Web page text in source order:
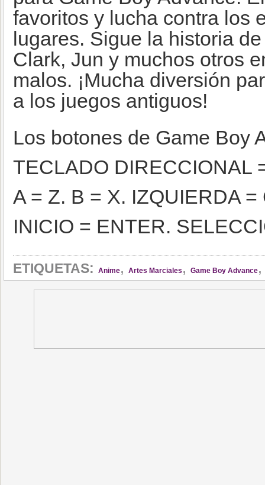
favoritos y lucha contra los
lugares. Sigue la historia
Clark, Jun y muchos otros
malos. ¡Mucha diversión
a los juegos antiguos!
Los botones de Game Boy
TECLADO DIRECCIONAL
A = Z. B = X. IZQUIERDA
INICIO = ENTER.
ETIQUETAS: Anime, Artes Marciales , Game Boy Advance